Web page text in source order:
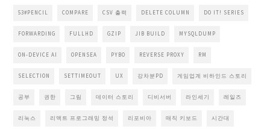
53#PENCIL COMPARE CSV 출력 DELETE COLUMN DO IT! SERIES
FORWARDING FULLHD GZIP JIB BUILD MYSQLDUMP
ON-DEVICE AI OPENSEA PYBO REVERSE PROXY RM
SELECTION SETTIMEOUT UX 강차분PD 게임업계 비하인드 스토리
공부 권한 그림 데이터 스토리 디비서버 라인세기 레일즈
리눅스 리액트 프로그래밍 정석 리포비아 매직 키보드 시간대